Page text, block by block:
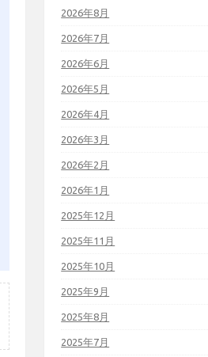
2026年8月
2026年7月
2026年6月
2026年5月
2026年4月
2026年3月
2026年2月
2026年1月
2025年12月
2025年11月
2025年10月
2025年9月
2025年8月
2025年7月